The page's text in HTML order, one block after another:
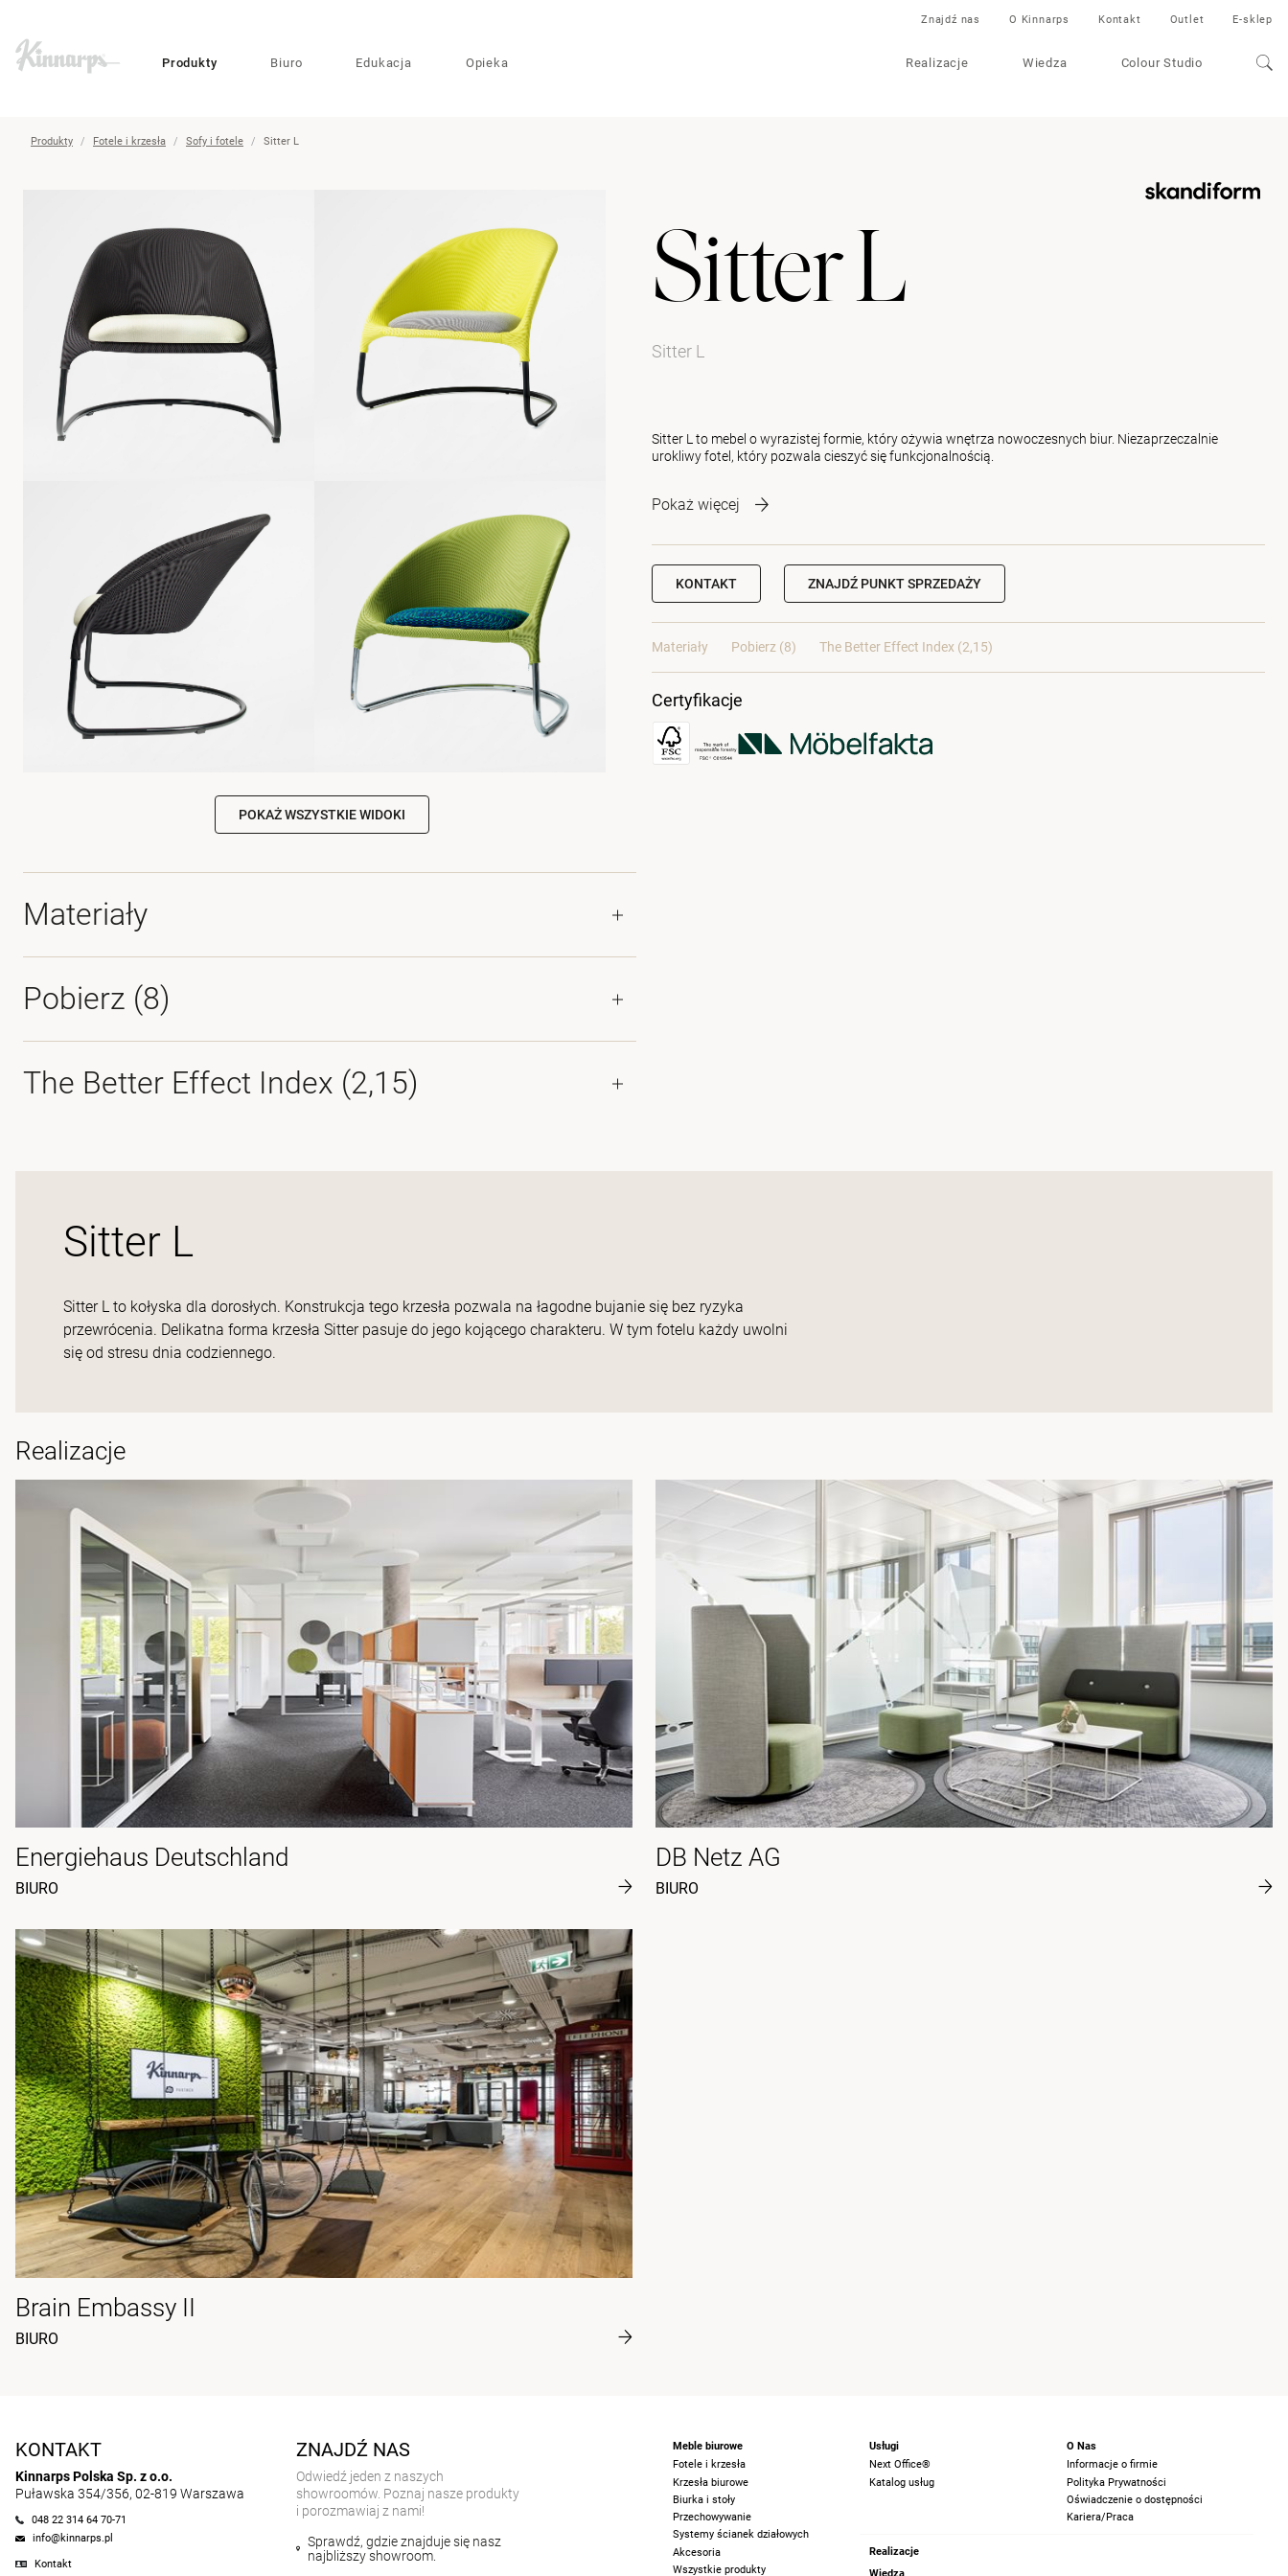
??
Produkty Biuro Edukacja Opieka Realizacje Wiedza Colour Studio
Znajdź nas O Kinnarps Kontakt Outlet E-sklep
Produkty Fotele i krzesła Sofy i fotele Sitter L
Sitter L
Sitter L
Sitter L to mebel o wyrazistej formie, który ożywia wnętrza nowoczesnych biur. Niezaprzeczalnie
urokliwy fotel, który pozwala cieszyć się funkcjonalnością.
Pokaż więcej
KONTAKT ZNAJDŹ PUNKT SPRZEDAŻY
Materiały Pobierz (8) The Better Effect Index (2,15)
Certyfikacje
POKAŻ WSZYSTKIE WIDOKI
Materiały
Pobierz (8)
The Better Effect Index (2,15)
Sitter L
Sitter L to kołyska dla dorosłych. Konstrukcja tego krzesła pozwala na łagodne bujanie się bez ryzyka
przewrócenia. Delikatna forma krzesła Sitter pasuje do jego kojącego charakteru. W tym fotelu każdy uwolni
się od stresu dnia codziennego.
Realizacje
Energiehaus Deutschland
BIURO
DB Netz AG
BIURO
Brain Embassy II
BIURO
KONTAKT
Kinnarps Polska Sp. z o.o.
Puławska 354/356, 02-819 Warszawa
048 22 314 64 70-71
info@kinnarps.pl
Kontakt
ZNAJDŹ NAS
Odwiedź jeden z naszych
showroomów. Poznaj nasze produkty
i porozmawiaj z nami!
Sprawdź, gdzie znajduje się nasz
najbliższy showroom.
Meble biurowe
Fotele i krzesła
Krzesła biurowe
Biurka i stoły
Przechowywanie
Systemy ścianek działowych
Akcesoria
Wszystkie produkty
Usługi
Next Office®
Katalog usług
O Nas
Informacje o firmie
Polityka Prywatności
Oświadczenie o dostępności
Kariera/Praca
Realizacje
Wiedza